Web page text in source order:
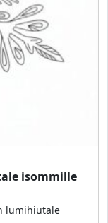
isommille
lumihiutale